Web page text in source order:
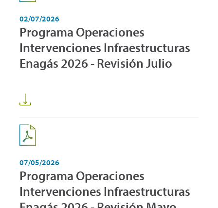
02/07/2026
Programa Operaciones
Intervenciones Infraestructuras
Enagás 2026 - Revisión Julio
07/05/2026
Programa Operaciones
Intervenciones Infraestructuras